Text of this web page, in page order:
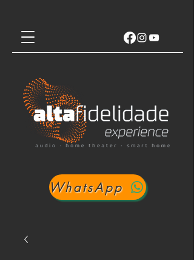
WhatsApp